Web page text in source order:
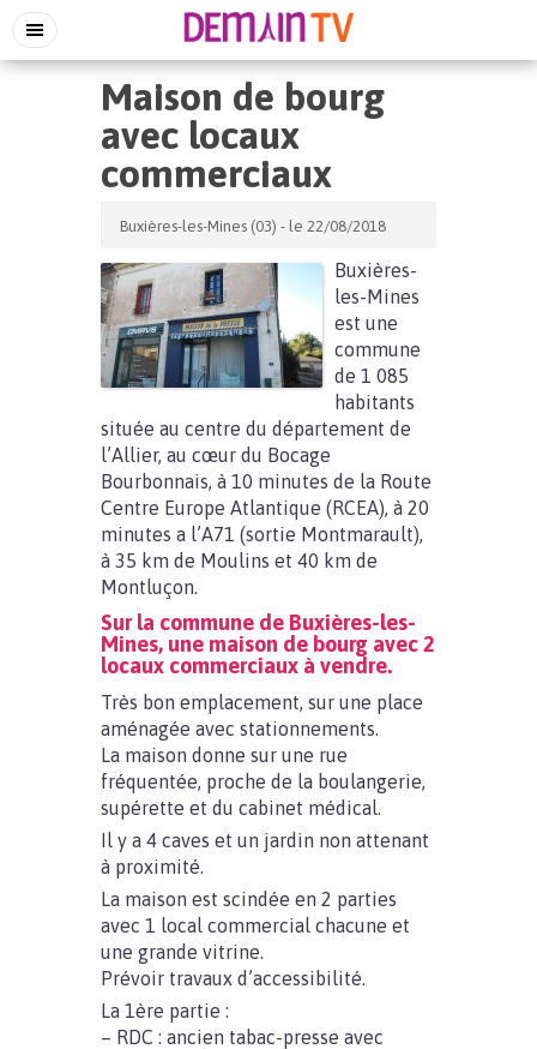
Maison de bourg
avec locaux
commerciaux
Buxières-les-Mines (03) - le 22/08/2018
Buxières-
les-Mines
est une
commune
de 1 085
habitants
située au centre du département de
l’Allier, au cœur du Bocage
Bourbonnais, à 10 minutes de la Route
Centre Europe Atlantique (RCEA), à 20
minutes a l’A71 (sortie Montmarault),
à 35 km de Moulins et 40 km de
Montluçon.
Sur la commune de Buxières-les-
Mines, une maison de bourg avec 2
locaux commerciaux à vendre.
Très bon emplacement, sur une place
aménagée avec stationnements.
La maison donne sur une rue
fréquentée, proche de la boulangerie,
supérette et du cabinet médical.
Il y a 4 caves et un jardin non attenant
à proximité.
La maison est scindée en 2 parties
avec 1 local commercial chacune et
une grande vitrine.
Prévoir travaux d’accessibilité.
La 1ère partie :
– RDC : ancien tabac-presse avec